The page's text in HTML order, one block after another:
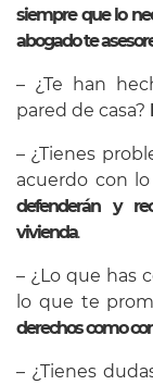
siempre que lo
abogado te
– ¿Te han
pared de casa?
– ¿Tienes
acuerdo con
defenderán y
vivienda.
– ¿Lo que has
lo que te
derechos como
– ¿Tienes